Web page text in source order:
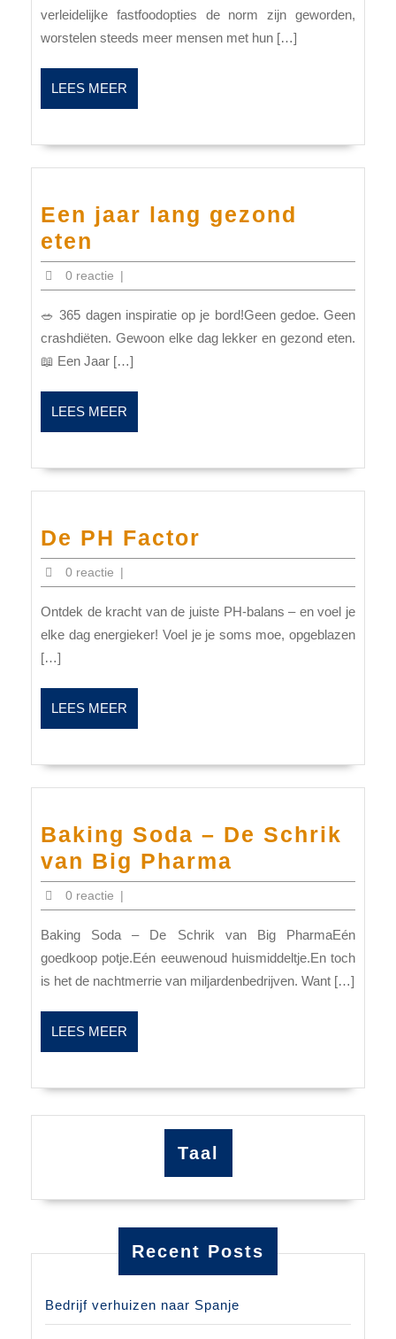
verleidelijke fastfoodopties de norm zijn geworden,
worstelen steeds meer mensen met hun […]
LEES MEER
MEER
Een jaar lang gezond
eten
jaar
lang
gezond
eten
0 reactie |
🥗 365 dagen inspiratie op je bord!Geen gedoe. Geen
crashdiëten. Gewoon elke dag lekker en gezond eten.
📖 Een Jaar […]
LEES MEER
MEER
De PH Factor
PH
Factor
0 reactie |
Ontdek de kracht van de juiste PH-balans – en voel je
elke dag energieker! Voel je je soms moe, opgeblazen
[…]
LEES MEER
MEER
Baking Soda – De Schrik
van Big Pharma
Soda
–
De
Schrik
van
0 reactie |
Baking Soda – De Schrik van Big PharmaEén
goedkoop potje.Eén eeuwenoud huismiddeltje.En toch
is het de nachtmerrie van miljardenbedrijven. Want […]
LEES MEER
MEER
Taal
Recent Posts
Bedrijf verhuizen naar Spanje